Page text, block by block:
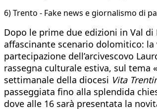
6) Trento - Fake news e giornalismo di
Dopo le prime due edizioni in Val
affascinante scenario dolomitico:
partecipazione dell’arcivescovo
rassegna culturale estiva, sul tema
settimanale della diocesi Vita
passeggiata fino alla splendida
dove alle 16 sarà presentata la